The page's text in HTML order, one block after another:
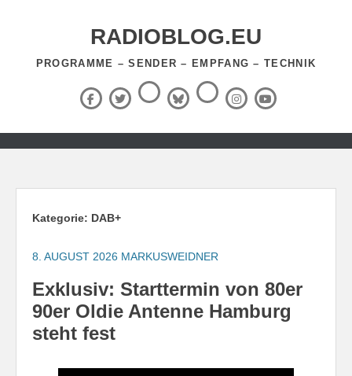
RADIOBLOG.EU
PROGRAMME – SENDER – EMPFANG – TECHNIK
Facebook
X
(Twitter)
ThreadsBlueSky
RSS-
Feed InstagramYouTube
Zum
springen
Kategorie: DAB+
8. AUGUST 2026 MARKUSWEIDNER
Exklusiv: Starttermin von 80er
90er Oldie Antenne Hamburg
steht fest